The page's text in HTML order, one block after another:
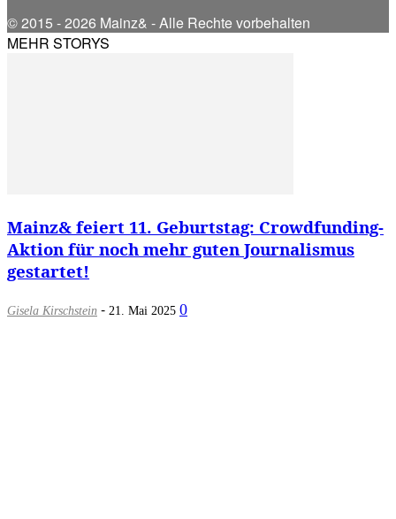
© 2015 - 2026 Mainz& - Alle Rechte vorbehalten
MEHR STORYS
Mainz& feiert 11. Geburtstag: Crowdfunding-
Aktion für noch mehr guten Journalismus
gestartet!
Gisela Kirschstein - 21. Mai 2025 0